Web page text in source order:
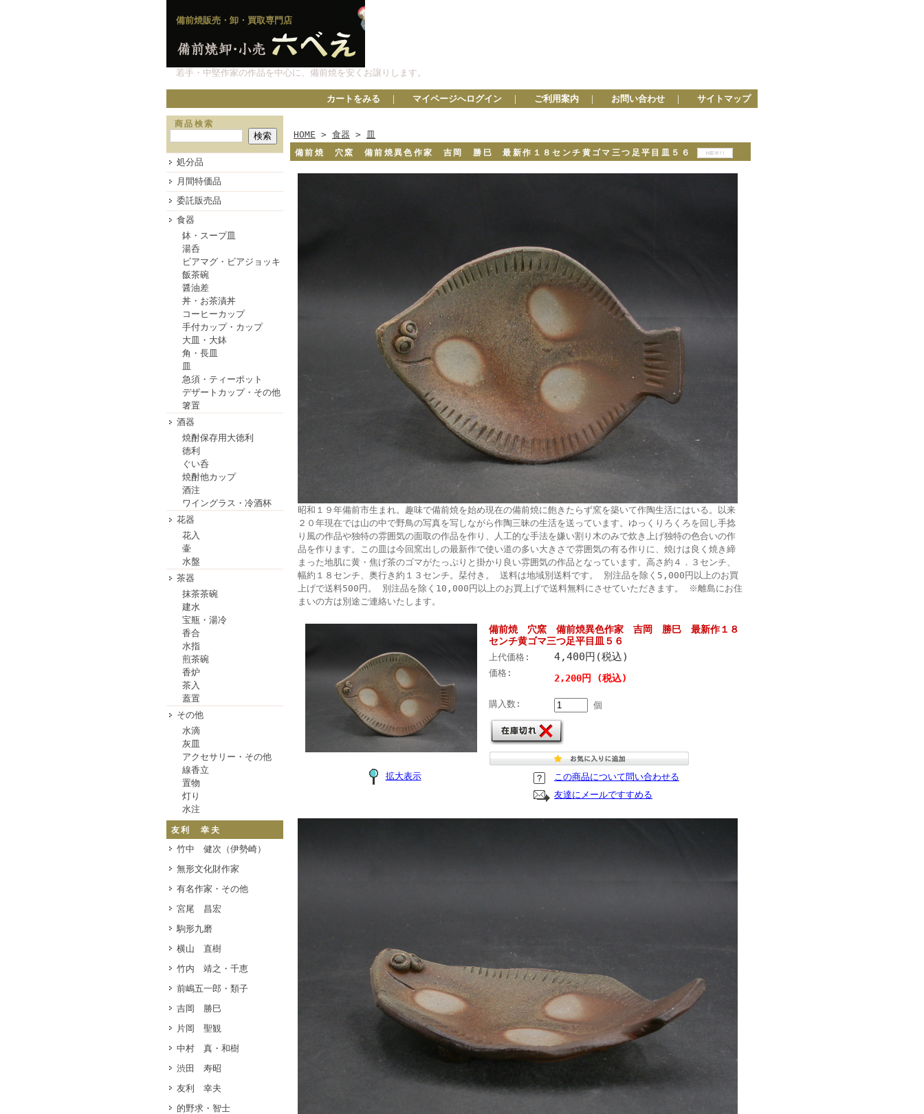
備前焼販売・卸・買取専門店
若手・中堅作家の作品を中心に、備前焼を安くお譲りします。
カートをみる ｜ マイページへログイン ｜ ご利用案内 ｜ お問い合わせ ｜ サイトマップ
商品検索
処分品
月間特価品
委託販売品
食器
鉢・スープ皿
湯呑
ビアマグ・ビアジョッキ
飯茶碗
醤油差
丼・お茶漬丼
コーヒーカップ
手付カップ・カップ
大皿・大鉢
角・長皿
皿
急須・ティーポット
デザートカップ・その他
箸置
酒器
焼酎保存用大徳利
徳利
ぐい呑
焼酎他カップ
酒注
ワイングラス・冷酒杯
花器
花入
壷
水盤
茶器
抹茶茶碗
建水
宝瓶・湯冷
香合
水指
煎茶碗
香炉
茶入
蓋置
その他
水滴
灰皿
アクセサリー・その他
線香立
置物
灯り
水注
友利 幸夫
竹中 健次（伊勢崎）
無形文化財作家
有名作家・その他
宮尾 昌宏
駒形九磨
横山 直樹
竹内 靖之・千恵
前嶋五一郎・類子
吉岡 勝巳
片岡 聖観
中村 真・和樹
渋田 寿昭
友利 幸夫
的野求・智士
HOME > 食器 > 皿
備前焼 穴窯 備前焼異色作家 吉岡 勝巳 最新作１８センチ黄ゴマ三つ足平目皿５６
昭和１９年備前市生まれ。趣味で備前焼を始め現在の備前焼に飽きたらず窯を築いて作陶生活にはいる。以来
２０年現在では山の中で野鳥の写真を写しながら作陶三昧の生活を送っています。ゆっくりろくろを回し手捻
り風の作品や独特の雰囲気の面取の作品を作り、人工的な手法を嫌い割り木のみで炊き上げ独特の色合いの作
品を作ります。この皿は今回窯出しの最新作で使い道の多い大きさで雰囲気の有る作りに、焼けは良く焼き締
まった地肌に黄・焦げ茶のゴマがたっぷりと掛かり良い雰囲気の作品となっています。高さ約４．３センチ、
幅約１８センチ、奥行き約１３センチ。栞付き。 送料は地域別送料です。 別注品を除く5,000円以上のお買
上げで送料500円。 別注品を除く10,000円以上のお買上げで送料無料にさせていただきます。 ※離島にお住
まいの方は別途ご連絡いたします。
拡大表示
備前焼 穴窯 備前焼異色作家 吉岡 勝巳 最新作１８
センチ黄ゴマ三つ足平目皿５６
上代価格: 4,400円(税込)
価格: 2,200円 (税込)
購入数: 個
この商品について問い合わせる
友達にメールですすめる